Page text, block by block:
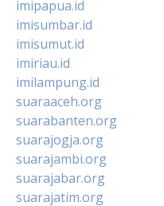
imipapua.id
imisumbar.id
imisumut.id
imiriau.id
imilampung.id
suaraaceh.org
suarabanten.org
suarajogja.org
suarajambi.org
suarajabar.org
suarajatim.org